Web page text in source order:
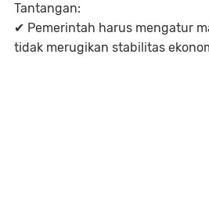
Tantangan:
✔ Pemerintah harus mengatur
tidak merugikan stabilitas